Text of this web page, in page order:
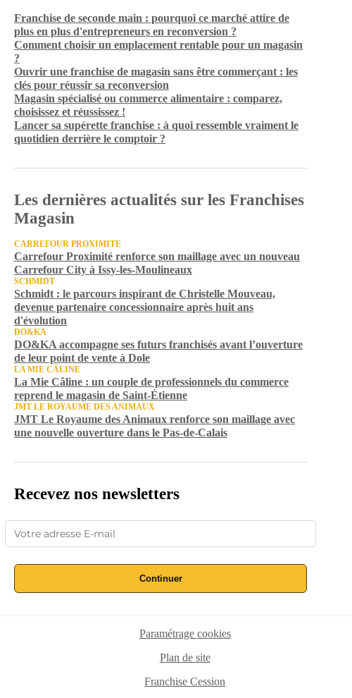
Franchise de seconde main : pourquoi ce marché attire de
plus en plus d'entrepreneurs en reconversion ?
Comment choisir un emplacement rentable pour un magasin
?
Ouvrir une franchise de magasin sans être commerçant : les
clés pour réussir sa reconversion
Magasin spécialisé ou commerce alimentaire : comparez,
choisissez et réussissez !
Lancer sa supérette franchise : à quoi ressemble vraiment le
quotidien derrière le comptoir ?
Les dernières actualités sur les Franchises
Magasin
CARREFOUR PROXIMITE
Carrefour Proximité renforce son maillage avec un nouveau
Carrefour City à Issy-les-Moulineaux
SCHMIDT
Schmidt : le parcours inspirant de Christelle Mouveau,
devenue partenaire concessionnaire après huit ans
d'évolution
DO&KA
DO&KA accompagne ses futurs franchisés avant l’ouverture
de leur point de vente à Dole
LA MIE CÂLINE
La Mie Câline : un couple de professionnels du commerce
reprend le magasin de Saint-Étienne
JMT LE ROYAUME DES ANIMAUX
JMT Le Royaume des Animaux renforce son maillage avec
une nouvelle ouverture dans le Pas-de-Calais
Recevez nos newsletters
Continuer
Paramétrage cookies
Plan de site
Franchise Cession